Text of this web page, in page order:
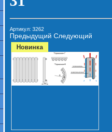
Артикул: 3262
Предыдущий Следующий
Новинка